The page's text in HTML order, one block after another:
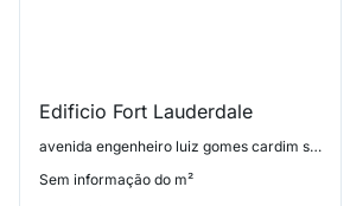
Edificio Fort Lauderdale
avenida engenheiro luiz gomes cardim sangirardi 607, Aclimação
Sem informação do m²